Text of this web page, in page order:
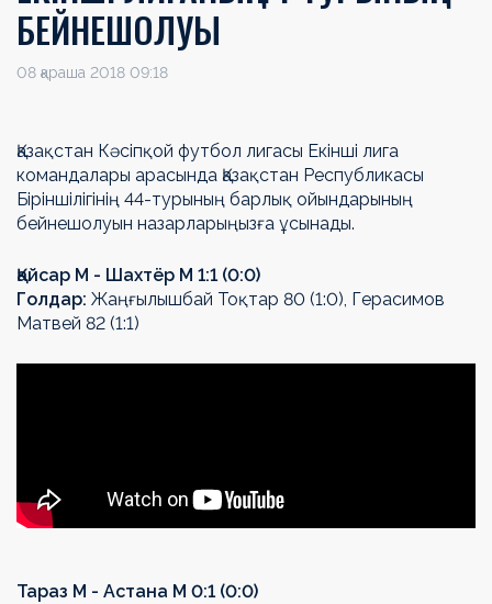
БЕЙНЕШОЛУЫ
08 қараша 2018 09:18
Қазақстан Кәсіпқой футбол лигасы Екінші лига
командалары арасында Қазақстан Республикасы
Біріншілігінің 44-турының барлық ойындарының
бейнешолуын назарларыңызға ұсынады.
Қайсар М - Шахтёр М 1:1 (0:0)
Голдар: Жаңғылышбай Тоқтар 80 (1:0), Герасимов
Матвей 82 (1:1)
Тараз М - Астана М 0:1 (0:0)